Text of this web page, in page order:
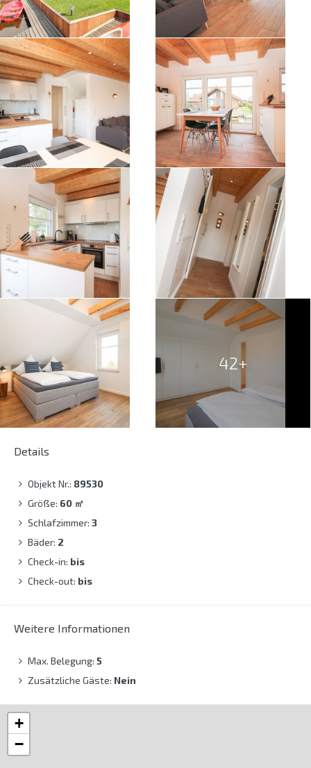
42+
Details
Objekt Nr.: 89530
Größe: 60 ㎡
Schlafzimmer: 3
Bäder: 2
Check-in: bis
Check-out: bis
Weitere Informationen
Max. Belegung: 5
Zusätzliche Gäste: Nein
+
−